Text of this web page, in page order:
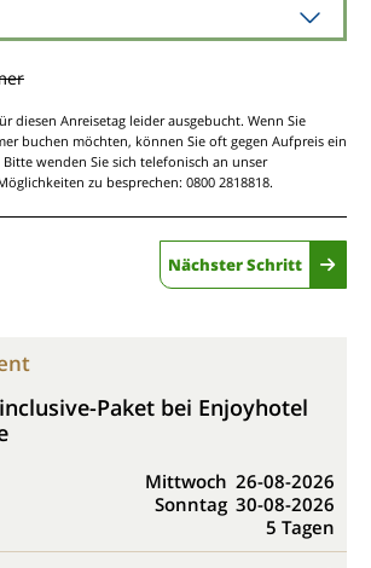
diesen Anreisetag leider ausgebucht. Wenn Sie
buchen möchten, können Sie oft gegen Aufpreis ein
wenden Sie sich telefonisch an unser
zu besprechen: 0800 2818818.
Nächster Schritt
Paket bei Enjoyhotel
Mittwoch 26-08-2026
Sonntag 30-08-2026
5 Tagen